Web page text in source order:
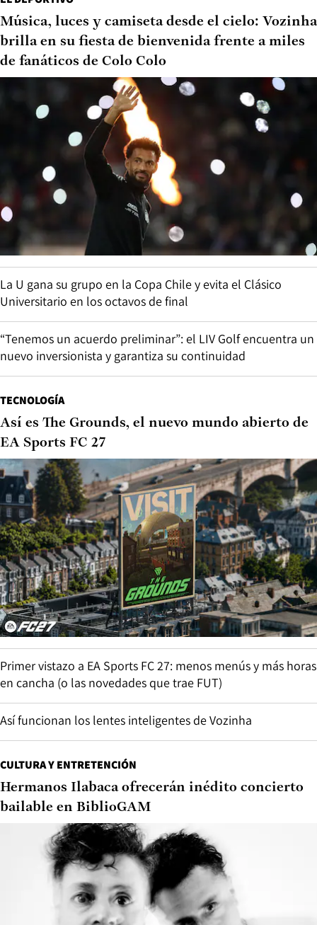
Música, luces y camiseta desde el cielo: Vozinha
brilla en su fiesta de bienvenida frente a miles
de fanáticos de Colo Colo
La U gana su grupo en la Copa Chile y evita el Clásico
Universitario en los octavos de final
“Tenemos un acuerdo preliminar”: el LIV Golf encuentra un
nuevo inversionista y garantiza su continuidad
TECNOLOGÍA
Así es The Grounds, el nuevo mundo abierto de
EA Sports FC 27
Primer vistazo a EA Sports FC 27: menos menús y más horas
en cancha (o las novedades que trae FUT)
Así funcionan los lentes inteligentes de Vozinha
CULTURA Y ENTRETENCIÓN
Hermanos Ilabaca ofrecerán inédito concierto
bailable en BiblioGAM